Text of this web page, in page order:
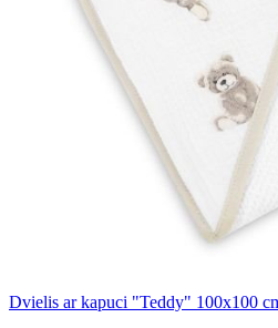
Dvielis ar kapuci "Teddy" 100x100